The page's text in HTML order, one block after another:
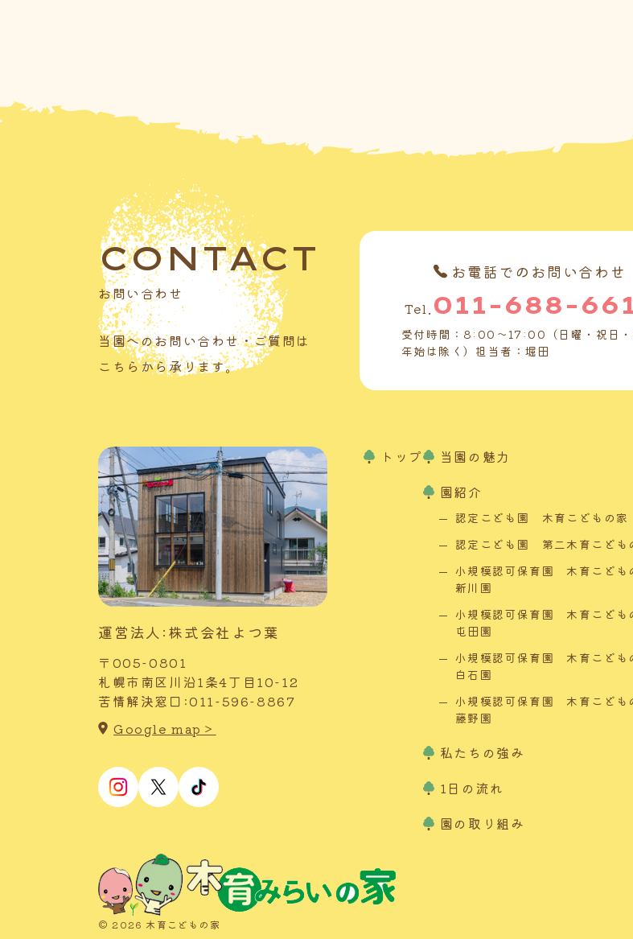
CONTACT
お問い合わせ
当園へのお問い合わせ・ご質問は
こちらから承ります。
お電話でのお問い合わせ
Tel. 011-688-
受付時間：8:00～17:00（日曜・祝日・
年始は除く）担当者：堀田
運営法人:株式会社よつ葉
〒005-0801
札幌市南区川沿1条4丁目10-12
苦情解決窓口:011-596-8867
Google map＞
トップ
当園の魅力
園紹介
認定こども園 木育こどもの家
認定こども園 第二木育こども
小規模認可保育園 木育こども
新川園
小規模認可保育園 木育こども
屯田園
小規模認可保育園 木育こども
白石園
小規模認可保育園 木育こども
藤野園
私たちの強み
1日の流れ
園の取り組み
© 2026 木育こどもの家